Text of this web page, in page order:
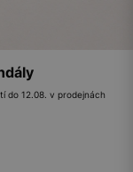
do 12.08. v prodejnách